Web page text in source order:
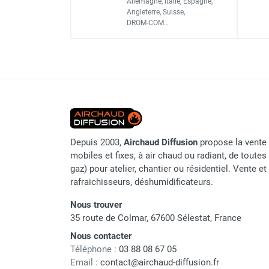
Parasol chauffant et radiant
infrarouge sur mât
plafond
Chauffage radiant électrique
Chauffage Infrarouge électrique fixe
Panneau rayonnant
Lustre infrarouge électrique
suspendu
Réglette et cassette rayonnante
Chauffage tube radiant et radiant
lumineux au gaz
Chauffage radiant tube suspendu
au gaz
IP
Marque
Référence fournisseur
Chauffage radiant
Angleterre, Suisse,
DROM-COM…
Depuis 2003, Airchaud Diffusion propose la
mobiles et fixes, à air chaud ou radiant, de
gaz) pour atelier, chantier ou résidentiel. Vente
rafraichisseurs, déshumidificateurs.
Nous trouver
35 route de Colmar, 67600 Sélestat, France
Nous contacter
Téléphone : 03 88 08 67 05
Email : contact@airchaud-diffusion.fr